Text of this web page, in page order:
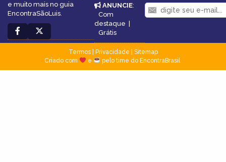
e muito mais no guia
EncontraSãoLuis.
ANUNCIE:
Com
destaque
Grátis
Termos| Privacidade
Sitemap
Criado com
e pelo time do EncontraBrasil